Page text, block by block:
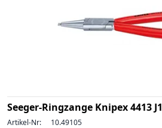
Seeger-Ringzange Knipex 4413 J1
Artikel-Nr: 10.49105